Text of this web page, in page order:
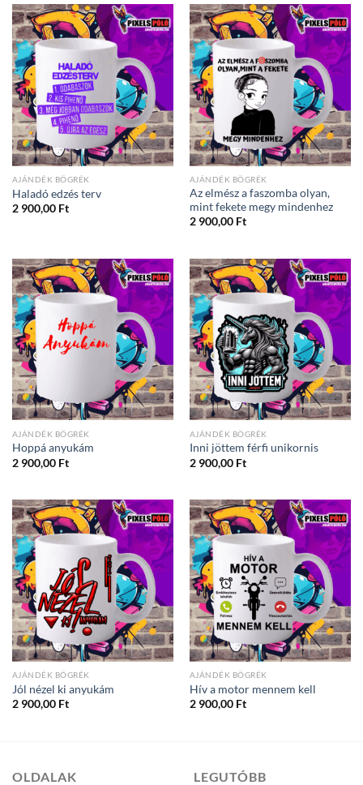
AJÁNDÉK BÖGRÉK
Haladó edzés terv
2 900,00 Ft
AJÁNDÉK BÖGRÉK
Az elmész a faszomba olyan,
mint fekete megy mindenhez
2 900,00 Ft
AJÁNDÉK BÖGRÉK
Hoppá anyukám
2 900,00 Ft
AJÁNDÉK BÖGRÉK
Inni jöttem férfi unikornis
2 900,00 Ft
AJÁNDÉK BÖGRÉK
Jól nézel ki anyukám
2 900,00 Ft
AJÁNDÉK BÖGRÉK
Hív a motor mennem kell
2 900,00 Ft
OLDALAK
LEGUTÓBB